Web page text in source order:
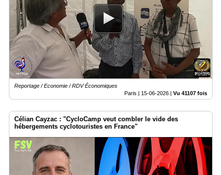
Reportage / Economie / RDV Économiques
Paris | 15-06-2026 | Vu 41107 fois
Célian Cayzac : "CycloCamp veut combler le vide des
hébergements cyclotouristes en France"